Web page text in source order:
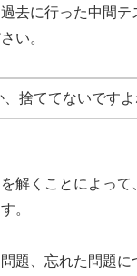
去に行った中間テ
い。
、捨ててないですよ
解くことによって
。
題、忘れた問題に